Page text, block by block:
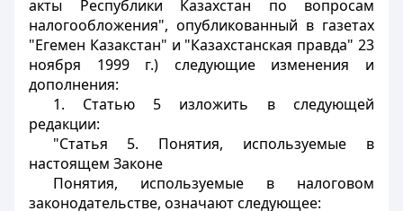
акты Республики Казахстан по вопросам
налогообложения", опубликованный в газетах
"Егемен Казакстан" и "Казахстанская правда" 23
ноября 1999 г.) следующие изменения и
дополнения:
1. Статью 5 изложить в следующей
редакции:
"Статья 5. Понятия, используемые в
настоящем Законе
Понятия, используемые в налоговом
законодательстве, означают следующее: